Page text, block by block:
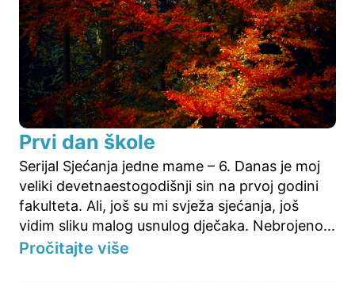
Prvi dan škole
Serijal Sjećanja jedne mame – 6. Danas je moj
veliki devetnaestogodišnji sin na prvoj godini
fakulteta. Ali, još su mi svježa sjećanja, još
vidim sliku malog usnulog dječaka. Nebrojeno...
Pročitajte više